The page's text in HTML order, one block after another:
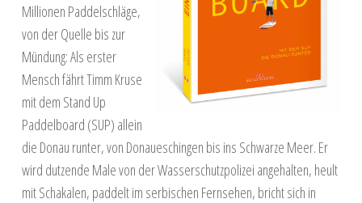
Millionen Paddelschläge,
von der Quelle bis zur
Mündung: Als erster
Mensch fährt Timm Kruse
mit dem Stand Up
Paddelboard (SUP) allein
die Donau runter, von Donaueschingen bis ins Schwarze Meer. Er
wird dutzende Male von der Wasserschutzpolizei angehalten, heult
mit Schakalen, paddelt im serbischen Fernsehen, bricht sich in